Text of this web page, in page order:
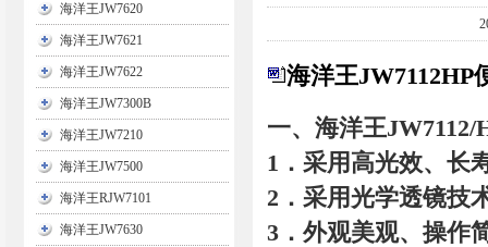
海洋王JW7620
海洋王JW7621
海洋王JW7622
海洋王JW7300B
海洋王JW7210
海洋王JW7500
海洋王RJW7101
海洋王JW7630
海洋王JW7112HP
一、海洋王
1．采用高光效、长
2．采用光学透镜技
3．外观美观、操作